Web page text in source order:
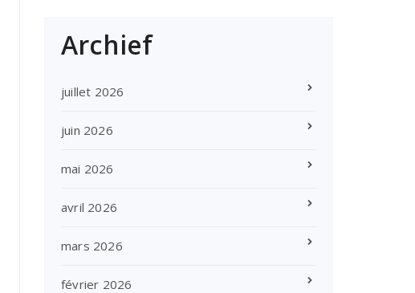
Archief
juillet 2026
juin 2026
mai 2026
avril 2026
mars 2026
février 2026